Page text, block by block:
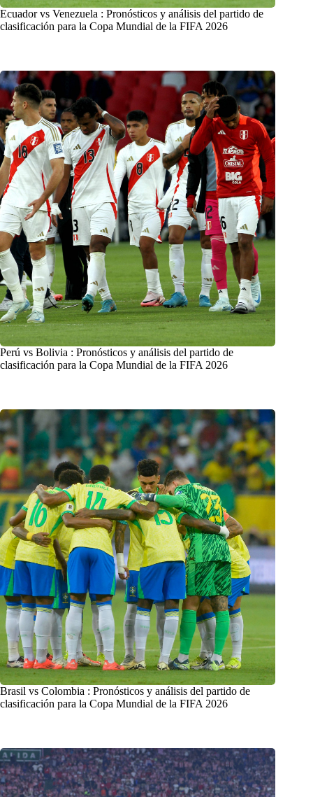
Ecuador vs Venezuela : Pronósticos y análisis del partido de
clasificación para la Copa Mundial de la FIFA 2026
Perú vs Bolivia : Pronósticos y análisis del partido de
clasificación para la Copa Mundial de la FIFA 2026
Brasil vs Colombia : Pronósticos y análisis del partido de
clasificación para la Copa Mundial de la FIFA 2026